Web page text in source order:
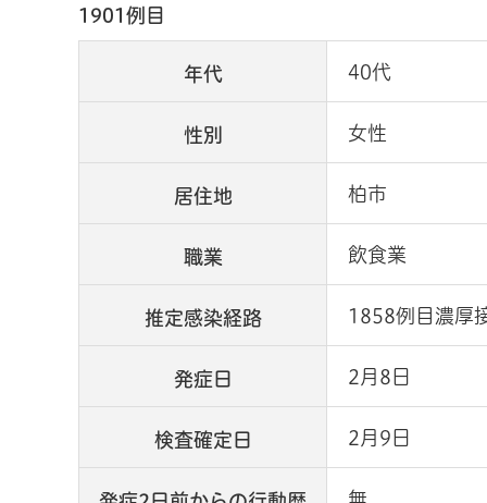
1901例目
年代 40代
性別 女性
居住地 柏市
職業 飲食業
推定感染経路 1858例目濃厚
発症日 2月8日
検査確定日 2月9日
無